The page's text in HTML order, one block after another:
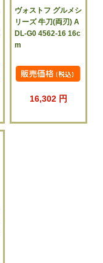
ヴォストフ グルメシ
リーズ 牛刀(両刃) A
DL-G0 4562-16 16c
m
16,302 円